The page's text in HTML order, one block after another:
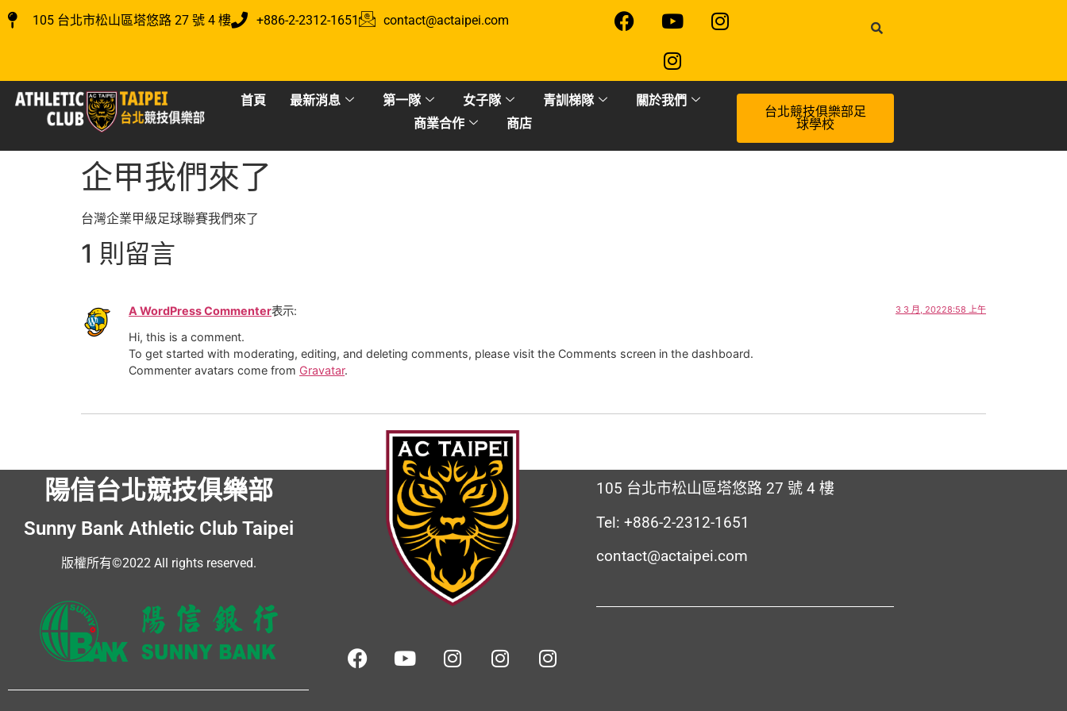
105 台北市松山區塔悠路 27 號 4 樓 +886-2-2312-1651 contact@actaipei.com
首頁 最新消息 第一隊 女子隊 青訓梯隊
關於我們
商業合作
商店
台北競技俱樂部足
球學校
企甲我們來了
台灣企業甲級足球聯賽我們來了
1 則留言
A WordPress Commenter表示: 3 3 月, 20228:58 上午
Hi, this is a comment.
To get started with moderating, editing, and deleting comments, please visit the Comments screen in the dashboard.
Commenter avatars come from Gravatar.
陽信台北競技俱樂部
Sunny Bank Athletic Club Taipei
版權所有©2022 All rights reserved.
105 台北市松山區塔悠路 27 號 4 樓
Tel: +886-2-2312-1651
contact@actaipei.com